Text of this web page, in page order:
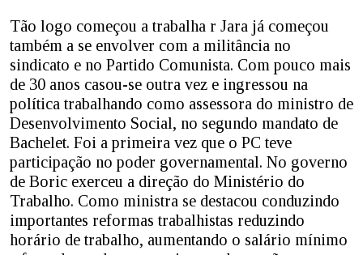
Tão logo começou a trabalha r Jara já começou
também a se envolver com a militância no
sindicato e no Partido Comunista. Com pouco mais
de 30 anos casou-se outra vez e ingressou na
política trabalhando como assessora do ministro de
Desenvolvimento Social, no segundo mandato de
Bachelet. Foi a primeira vez que o PC teve
participação no poder governamental. No governo
de Boric exerceu a direção do Ministério do
Trabalho. Como ministra se destacou conduzindo
importantes reformas trabalhistas reduzindo
horário de trabalho, aumentando o salário mínimo